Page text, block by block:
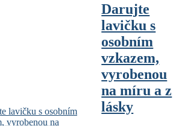
Darujte
lavičku s
osobním
vzkazem,
vyrobenou
na míru a z
lásky